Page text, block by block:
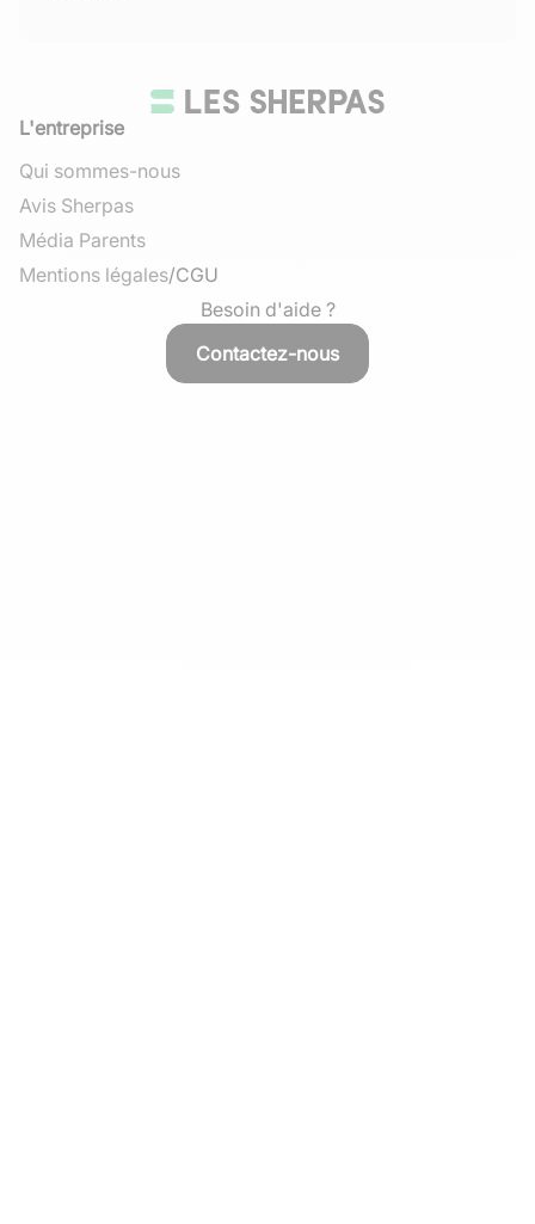
L'entreprise
Qui sommes-nous
Avis Sherpas
Média Parents
Mentions légales/CGU
Besoin d'aide ?
Contactez-nous